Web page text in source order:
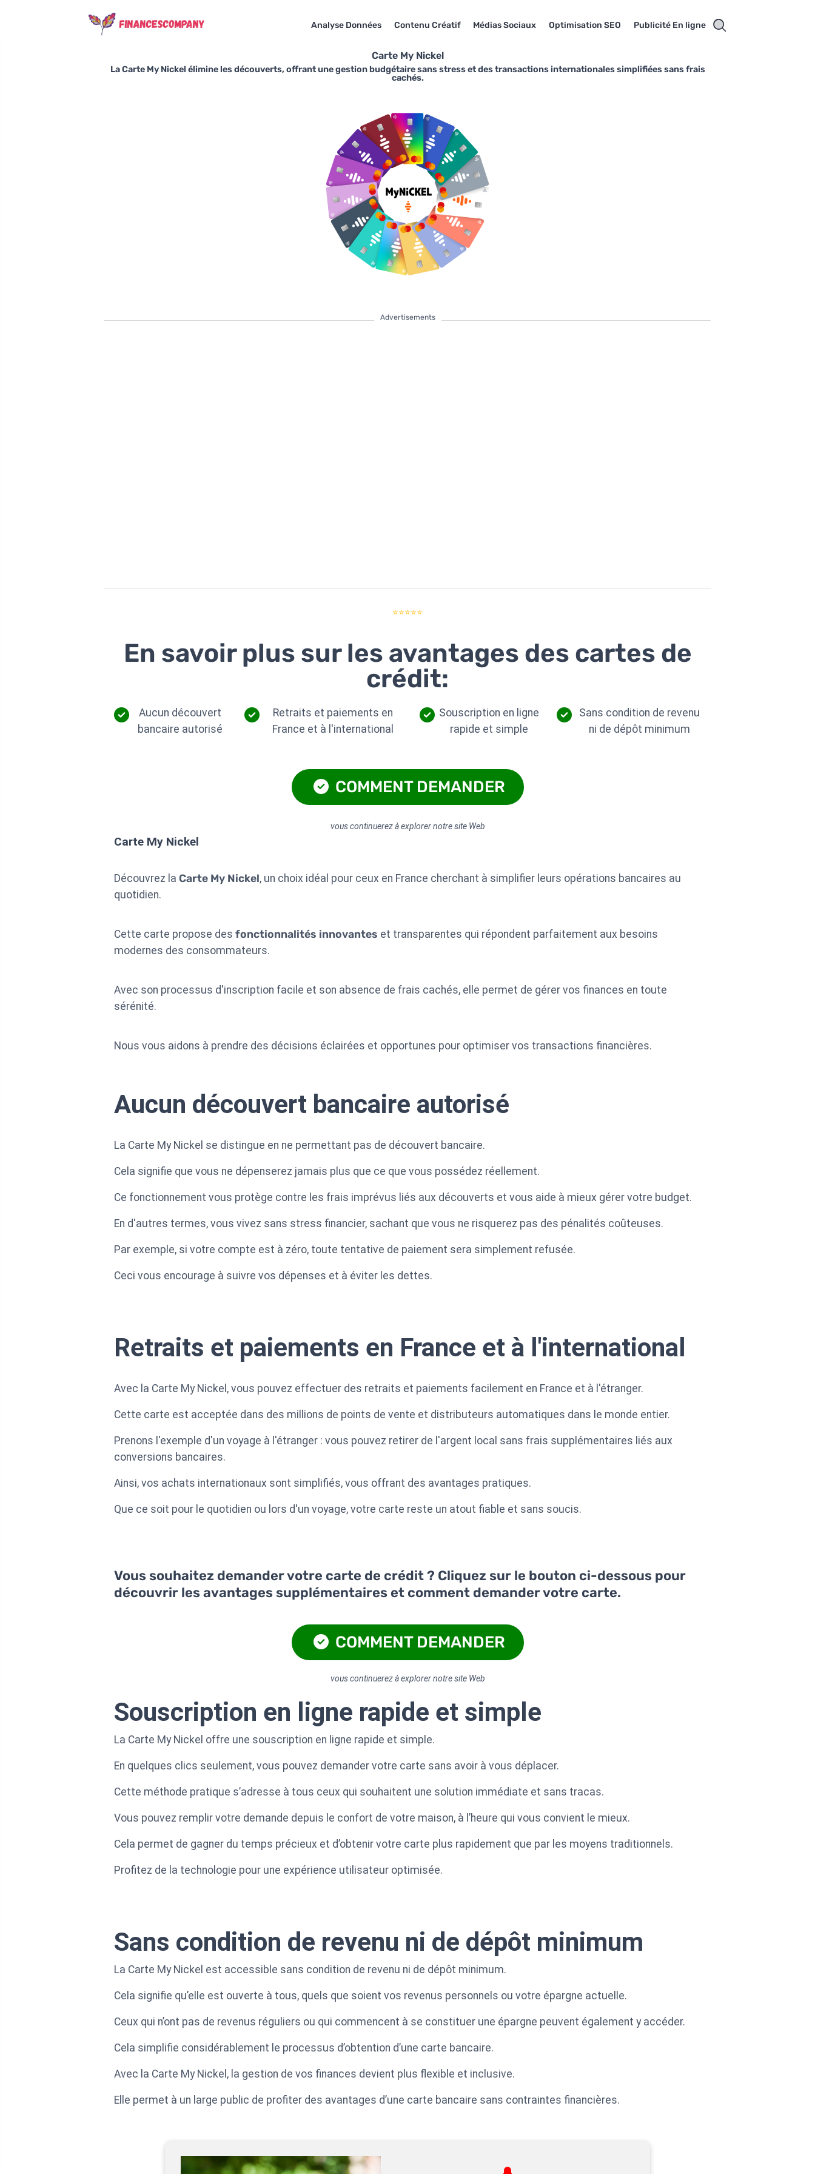
Analyse Données Contenu Créatif Médias Sociaux Optimisation SEO Publicité En ligne
Carte My Nickel
La Carte My Nickel élimine les découverts, offrant une gestion budgétaire sans stress et des transactions internationales simplifiées sans frais
cachés.
Advertisements
⭐⭐⭐⭐⭐
En savoir plus sur les avantages des cartes de
crédit:
Aucun découvert
bancaire autorisé
Retraits et paiements en
France et à l'international
Souscription en ligne
rapide et simple
Sans condition de revenu
ni de dépôt minimum
COMMENT DEMANDER
vous continuerez à explorer notre site Web
Carte My Nickel
Découvrez la Carte My Nickel, un choix idéal pour ceux en France cherchant à simplifier leurs opérations bancaires au
quotidien.
Cette carte propose des fonctionnalités innovantes et transparentes qui répondent parfaitement aux besoins
modernes des consommateurs.
Avec son processus d'inscription facile et son absence de frais cachés, elle permet de gérer vos finances en toute
sérénité.
Nous vous aidons à prendre des décisions éclairées et opportunes pour optimiser vos transactions financières.
Aucun découvert bancaire autorisé
La Carte My Nickel se distingue en ne permettant pas de découvert bancaire.
Cela signifie que vous ne dépenserez jamais plus que ce que vous possédez réellement.
Ce fonctionnement vous protège contre les frais imprévus liés aux découverts et vous aide à mieux gérer votre budget.
En d'autres termes, vous vivez sans stress financier, sachant que vous ne risquerez pas des pénalités coûteuses.
Par exemple, si votre compte est à zéro, toute tentative de paiement sera simplement refusée.
Ceci vous encourage à suivre vos dépenses et à éviter les dettes.
Retraits et paiements en France et à l'international
Avec la Carte My Nickel, vous pouvez effectuer des retraits et paiements facilement en France et à l'étranger.
Cette carte est acceptée dans des millions de points de vente et distributeurs automatiques dans le monde entier.
Prenons l'exemple d'un voyage à l'étranger : vous pouvez retirer de l'argent local sans frais supplémentaires liés aux
conversions bancaires.
Ainsi, vos achats internationaux sont simplifiés, vous offrant des avantages pratiques.
Que ce soit pour le quotidien ou lors d'un voyage, votre carte reste un atout fiable et sans soucis.
Vous souhaitez demander votre carte de crédit ? Cliquez sur le bouton ci-dessous pour
découvrir les avantages supplémentaires et comment demander votre carte.
COMMENT DEMANDER
vous continuerez à explorer notre site Web
Souscription en ligne rapide et simple
La Carte My Nickel offre une souscription en ligne rapide et simple.
En quelques clics seulement, vous pouvez demander votre carte sans avoir à vous déplacer.
Cette méthode pratique s’adresse à tous ceux qui souhaitent une solution immédiate et sans tracas.
Vous pouvez remplir votre demande depuis le confort de votre maison, à l’heure qui vous convient le mieux.
Cela permet de gagner du temps précieux et d’obtenir votre carte plus rapidement que par les moyens traditionnels.
Profitez de la technologie pour une expérience utilisateur optimisée.
Sans condition de revenu ni de dépôt minimum
La Carte My Nickel est accessible sans condition de revenu ni de dépôt minimum.
Cela signifie qu’elle est ouverte à tous, quels que soient vos revenus personnels ou votre épargne actuelle.
Ceux qui n’ont pas de revenus réguliers ou qui commencent à se constituer une épargne peuvent également y accéder.
Cela simplifie considérablement le processus d’obtention d’une carte bancaire.
Avec la Carte My Nickel, la gestion de vos finances devient plus flexible et inclusive.
Elle permet à un large public de profiter des avantages d’une carte bancaire sans contraintes financières.